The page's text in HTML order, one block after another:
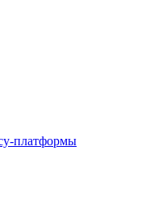
платформы